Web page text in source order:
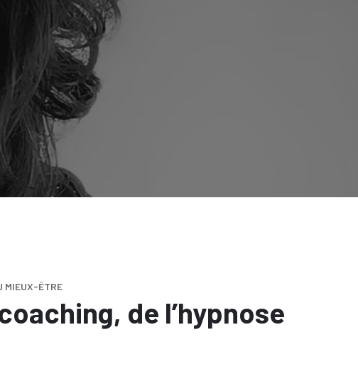
MIEUX-ÊTRE
de l’hypnose